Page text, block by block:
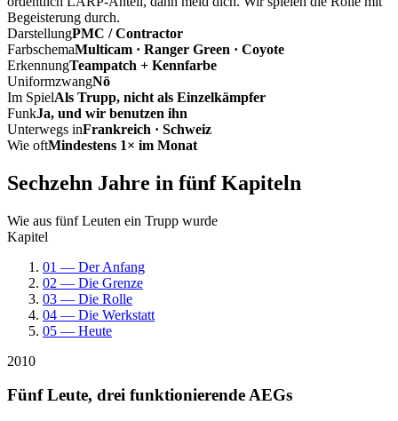
Begeisterung durch.
DarstellungPMC / Contractor
FarbschemaMulticam · Ranger Green · Coyote
ErkennungTeampatch + Kennfarbe
UniformzwangNö
Im SpielAls Trupp, nicht als Einzelkämpfer
FunkJa, und wir benutzen ihn
Unterwegs inFrankreich · Schweiz
Wie oftMindestens 1× im Monat
Sechzehn Jahre in fünf Kapiteln
Wie aus fünf Leuten ein Trupp wurde
Kapitel
01 — Der Anfang
02 — Die Grenze
03 — Die Rolle
04 — Die Werkstatt
05 — Heute
2010
Fünf Leute, drei funktionierende AEGs